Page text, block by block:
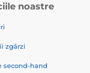
noastre
zgărzi
second-hand